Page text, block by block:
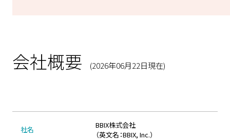
会社概要 (2026年06月22日現在)
社名
BBIX株式会社
（英文名：BBIX, Inc.）